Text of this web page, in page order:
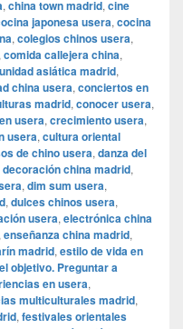
, china town madrid, cine
japonesa usera, cocina
, colegios chinos usera,
comida callejera china,
asiática madrid,
china usera, conciertos en
madrid, conocer usera,
usera, crecimiento usera,
usera, cultura oriental
de chino usera, danza del
decoración china madrid,
, dim sum usera,
, dulces chinos usera,
usera, electrónica china
enseñanza china madrid,
madrid, estilo de vida en
objetivo. Preguntar a
en usera,
multiculturales madrid,
, festivales orientales